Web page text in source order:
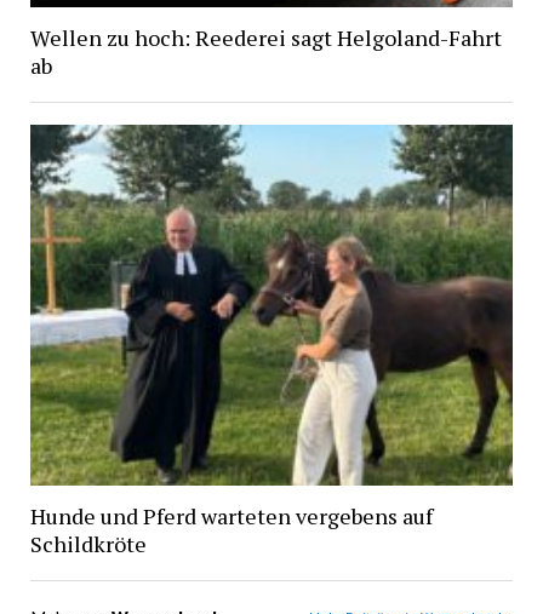
Wellen zu hoch: Reederei sagt Helgoland-Fahrt
ab
Hunde und Pferd warteten vergebens auf
Schildkröte